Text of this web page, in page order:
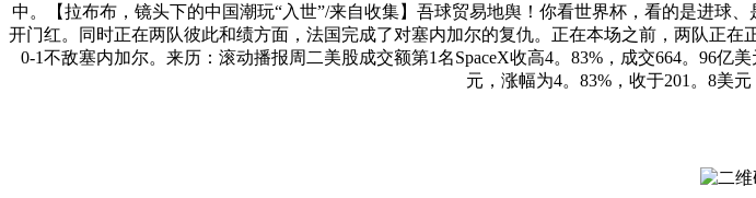
中。【拉布布，镜头下的中国潮玩“入世”/来自收集】吾球贸易地舆！你看世界杯，看的是进球
开门红。同时正在两队彼此和绩方面，法国完成了对塞内加尔的复仇。正在本场之前，两队正
0-1不敌塞内加尔。来历：滚动播报周二美股成交额第1名SpaceX收高4。83%，成交664。96
元，涨幅为4。83%，收于201。8美